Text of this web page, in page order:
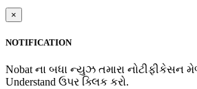
×
NOTIFICATION
Nobat ના બધા ન્યુઝ તમારા નોટીફીકેસન
Understand ઉપર ક્લિક કરો.